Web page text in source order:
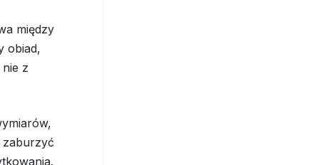
między
obiad,
z
zaburzyć